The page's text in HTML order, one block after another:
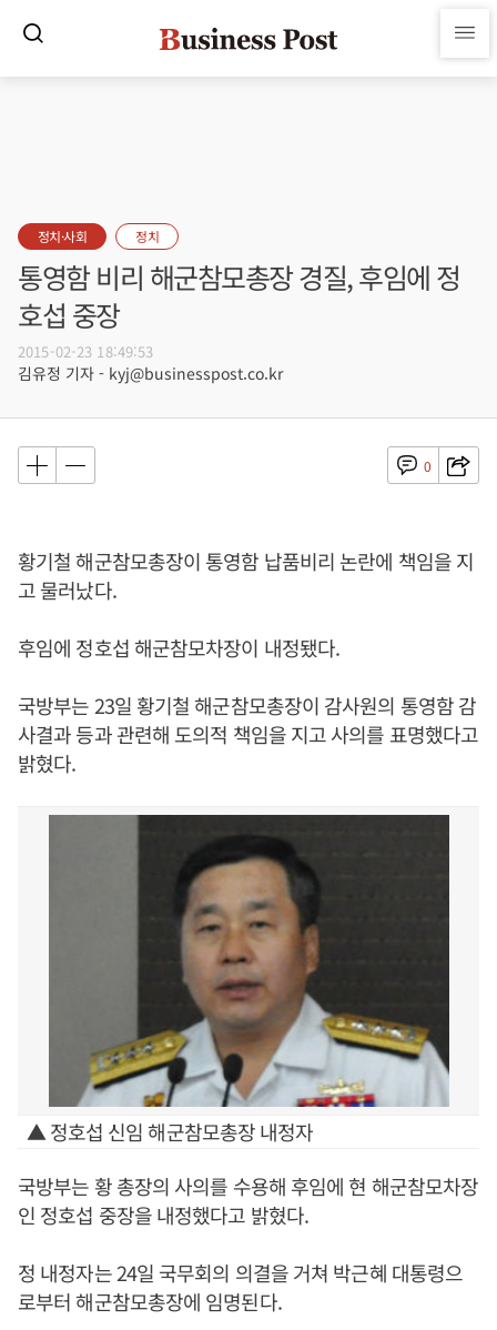
정치·사회 정치
통영함 비리 해군참모총장 경질, 후임에 정
호섭 중장
2015-02-23 18:49:53
김유정 기자 - kyj@businesspost.co.kr
0
황기철 해군참모총장이 통영함 납품비리 논란에 책임을 지
고 물러났다.
후임에 정호섭 해군참모차장이 내정됐다.
국방부는 23일 황기철 해군참모총장이 감사원의 통영함 감
사결과 등과 관련해 도의적 책임을 지고 사의를 표명했다고
밝혔다.
▲ 정호섭 신임 해군참모총장 내정자
국방부는 황 총장의 사의를 수용해 후임에 현 해군참모차장
인 정호섭 중장을 내정했다고 밝혔다.
정 내정자는 24일 국무회의 의결을 거쳐 박근혜 대통령으
로부터 해군참모총장에 임명된다.